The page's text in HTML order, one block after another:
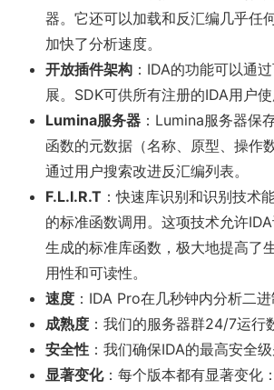
器。它还可以加载和反汇编几乎任
加快了分析速度。
开放插件架构 ：IDA的功能可以通
展。SDK可供所有注册的IDA用户使
Lumina服务器 ：Lumina服务器保
函数的元数据（名称、原型、操作
通过用户搜索改进反汇编列表。
F.L.I.R.T ：快速库识别和识别技术
的标准函数调用。这项技术允许
生成的标准库函数，极大地提高了
用性和可读性。
速度 ：IDA Pro在几秒钟内分析二进
成熟度 ：我们的服务器群24/7运行
安全性 ：我们确保IDA的最高安全级
显著变化：每个版本都有显著变化